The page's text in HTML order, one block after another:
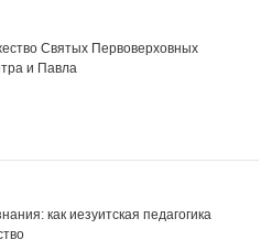
Святых Первоверховных
и Павла
как иезуитская педагогика